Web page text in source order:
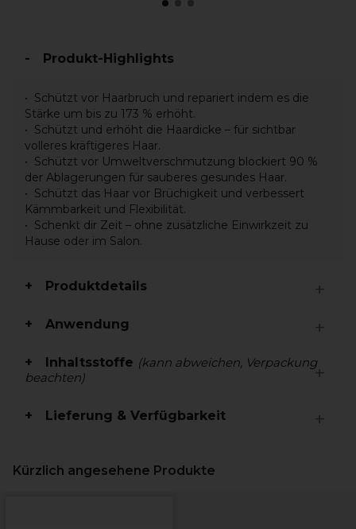
Produkt-Highlights
Schützt vor Haarbruch und repariert indem es die
Stärke um bis zu 173 % erhöht.
Schützt und erhöht die Haardicke – für sichtbar
volleres kräftigeres Haar.
Schützt vor Umweltverschmutzung blockiert 90 %
der Ablagerungen für sauberes gesundes Haar.
Schützt das Haar vor Brüchigkeit und verbessert
Kämmbarkeit und Flexibilität.
Schenkt dir Zeit – ohne zusätzliche Einwirkzeit zu
Hause oder im Salon.
Produktdetails
Anwendung
Inhaltsstoffe (kann abweichen, Verpackung
beachten)
Lieferung & Verfügbarkeit
Kürzlich angesehene Produkte